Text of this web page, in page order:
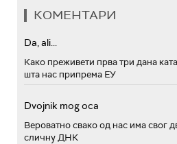
КОМЕНТАРИ
Da, ali...
Како преживети прва три дана
шта нас припрема ЕУ
Dvojnik mog oca
Вероватно свако од нас има свог
сличну ДНК